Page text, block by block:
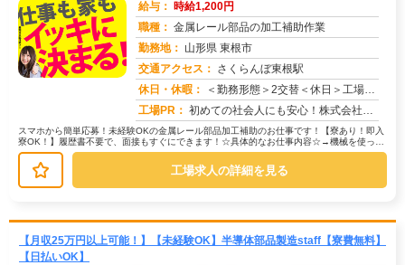
給与： 時給1,200円
職種： 金属レール部品の加工補助作業
勤務地： 山形県 東根市
交通アクセス： さくらんぼ東根駅
休日・休暇：
＜勤務形態＞2交替＜休日＞工場カレンダーによる
工場PR： 初めての社会人にも安心！株式会社京栄センターで、新しい一歩を踏み出してみませんか？☆家具付き寮で、すぐに新生活スタ...
スマホから簡単応募！未経験OKの金属レール部品加工補助のお仕事です！【寮あり！即入
寮OK！】履歴書不要で、面接もすぐにできます！☆具体的なお仕事内容☆→機械を使った
簡単な加工補助→製品の目視検査...
工場求人の詳細を見る
【月収25万円以上可能！】【未経験OK】半導体部品製造staff【寮費無料】
【日払いOK】